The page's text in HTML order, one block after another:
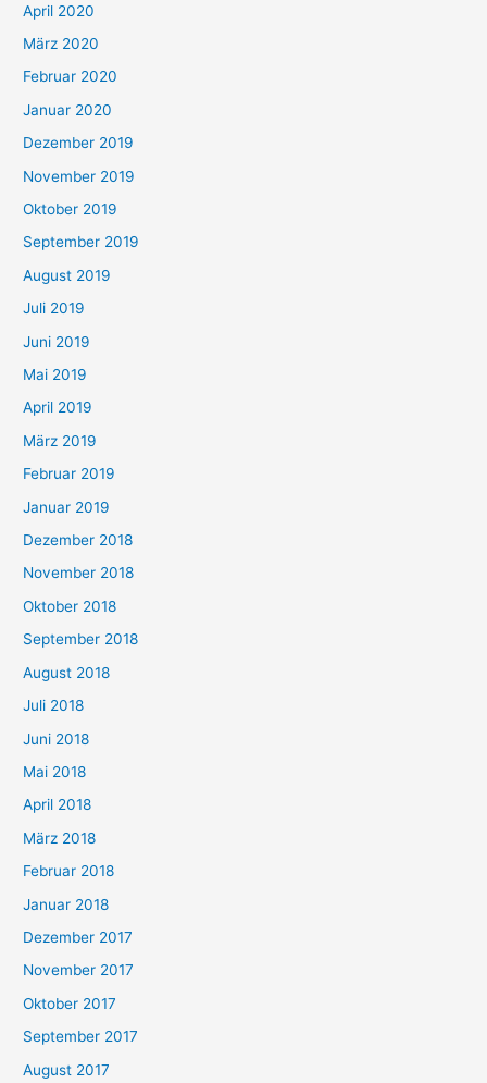
April 2020
März 2020
Februar 2020
Januar 2020
Dezember 2019
November 2019
Oktober 2019
September 2019
August 2019
Juli 2019
Juni 2019
Mai 2019
April 2019
März 2019
Februar 2019
Januar 2019
Dezember 2018
November 2018
Oktober 2018
September 2018
August 2018
Juli 2018
Juni 2018
Mai 2018
April 2018
März 2018
Februar 2018
Januar 2018
Dezember 2017
November 2017
Oktober 2017
September 2017
August 2017